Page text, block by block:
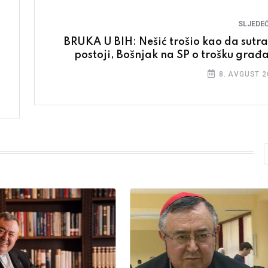
BRUKA U BIH: Nešić trošio kao da
postoji, Bošnjak na SP o trošku
8. AVGUST